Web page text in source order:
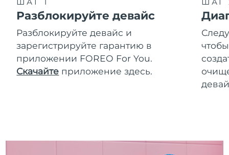
ШАГ 1
Разблокируйте девайс
Разблокируйте девайс и
зарегистрируйте гарантию в
приложении FOREO For You.
Скачайте приложение здесь.
ШАГ